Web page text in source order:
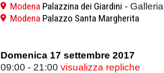
Modena Palazzina dei Giardini -
Modena Palazzo Santa Margherita
Domenica 17 settembre 2017
09:00 - 21:00 visualizza repliche